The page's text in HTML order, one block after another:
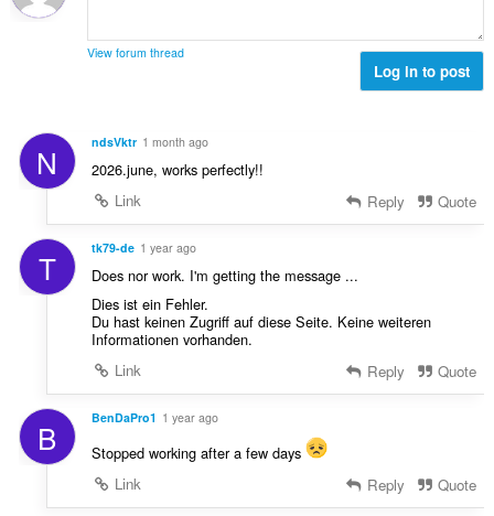
a
:s
a
:
k
s
z
m
a
:
View forum thread
Log in to post
N ndsVktr 1 month ago
2026.june, works perfectly!!
Link
Reply Quote
T tk79-de 1 year ago
Does nor work. I'm getting the message ...
Dies ist ein Fehler.
Du hast keinen Zugriff auf diese Seite. Keine weiteren
Informationen vorhanden.
Link
Reply Quote
B BenDaPro1 1 year ago
Stopped working after a few days
Link
Reply Quote